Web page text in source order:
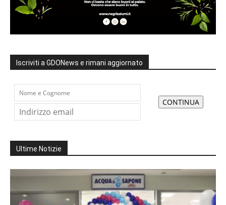
Iscriviti a GDONews e rimani aggiornato
Ultime Notizie